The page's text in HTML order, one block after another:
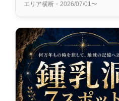
エリア横断・2026/07/01〜